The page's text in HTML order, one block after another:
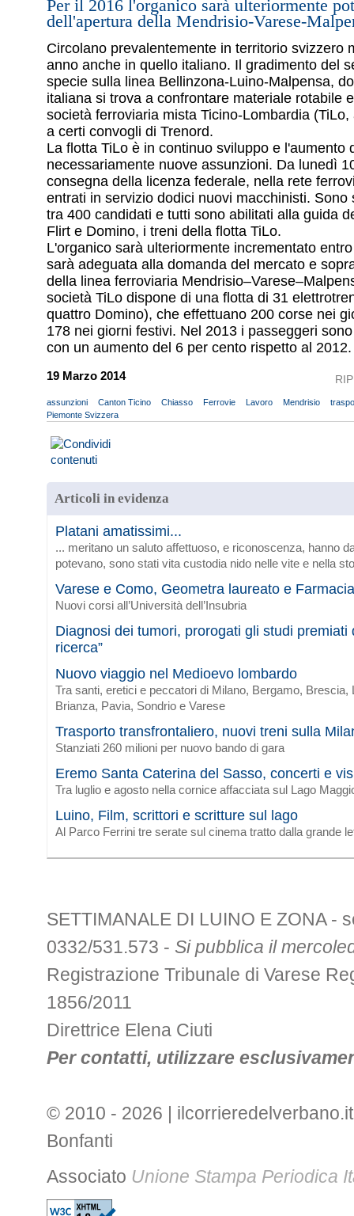
Per il 2016 l'organico sarà ulteriormente
dell'apertura della Mendrisio-Varese-
Circolano prevalentemente in territorio svizzero
anno anche in quello italiano. Il gradimento del
specie sulla linea Bellinzona-Luino-Malpensa,
italiana si trova a confrontare materiale rotabile
società ferroviaria mista Ticino-Lombardia
a certi convogli di Trenord.
La flotta TiLo è in continuo sviluppo e l'aumento
necessariamente nuove assunzioni. Da lunedì
consegna della licenza federale, nella rete
entrati in servizio dodici nuovi macchinisti. Sono
tra 400 candidati e tutti sono abilitati alla guida
Flirt e Domino, i treni della flotta TiLo.
L'organico sarà ulteriormente incrementato entro
sarà adeguata alla domanda del mercato e
della linea ferroviaria
società TiLo dispone di una flotta di 31
quattro Domino), che effettuano 200 corse nei
178 nei giorni festivi. Nel 2013 i passeggeri
con un aumento del 6 per cento rispetto al
19 Marzo 2014
assunzioni Canton Ticino Chiasso Ferrovie Lavoro Mendrisio
Piemonte Svizzera
Articoli in evidenza
Platani amatissimi...
... meritano un saluto affettuoso, e riconoscenza, hanno
potevano, sono stati vita custodia nido nelle vite e nella
Varese e Como, Geometra laureato e Farmacia
Nuovi corsi all’Università dell’Insubria
Diagnosi dei tumori, prorogati gli studi premiati
ricerca”
Nuovo viaggio nel Medioevo lombardo
Tra santi, eretici e peccatori di Milano, Bergamo, Brescia,
Brianza, Pavia, Sondrio e Varese
Trasporto transfrontaliero, nuovi treni sulla
Stanziati 260 milioni per nuovo bando di gara
Eremo Santa Caterina del Sasso, concerti e
Tra luglio e agosto nella cornice affacciata sul Lago
Luino, Film, scrittori e scritture sul lago
Al Parco Ferrini tre serate sul cinema tratto dalla grande
SETTIMANALE DI LUINO E ZONA -
0332/531.573 - Si pubblica il
Registrazione Tribunale di Varese
1856/2011
Direttrice Elena Ciuti
Per contatti, utilizzare
© 2010 - 2026 |
Bonfanti
Associato Unione Stampa Periodica